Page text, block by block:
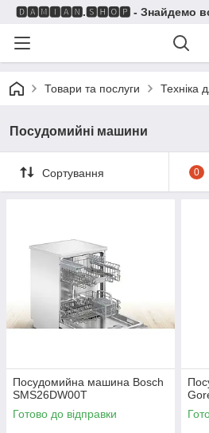
🅳🅰🅼🅸🅰🅽.🆂🅷🅾🅿 - Знайдемо
Товари та послуги Техніка
Посудомийні машини
Сортування 0
Посудомийна машина Bosch
SMS26DW00T
Готово до відправки